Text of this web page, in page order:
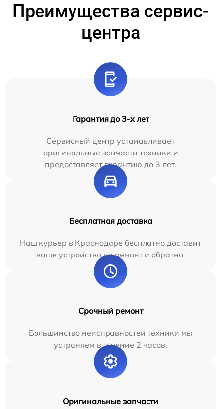
Преимущества сервис-
центра
Гарантия до 3-х лет
Сервисный центр устанавливает
оригинальные запчасти техники и
предоставляет гарантию до 3 лет.
Бесплатная доставка
Наш курьер в Краснодаре бесплатно доставит
ваше устройство на ремонт и обратно.
Срочный ремонт
Большинство неисправностей техники мы
устраняем в течение 2 часов.
Оригинальные запчасти